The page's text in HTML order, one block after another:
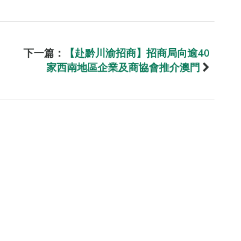
下一篇：
【赴黔川渝招商】招商局向逾40
家西南地區企業及商協會推介澳門